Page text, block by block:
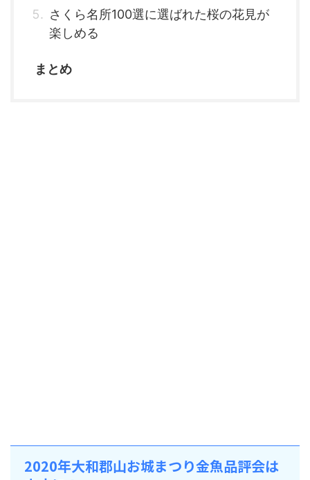
さくら名所100選に選ばれた桜の花見が
楽しめる
まとめ
2020年大和郡山お城まつり金魚品評会は